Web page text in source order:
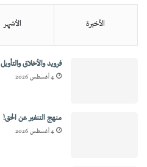
الأخيرة الأشهر
فرويد والأخلاق والتأويل
4 أغسطس 2026
منهج التنفير عن الحق!
4 أغسطس 2026